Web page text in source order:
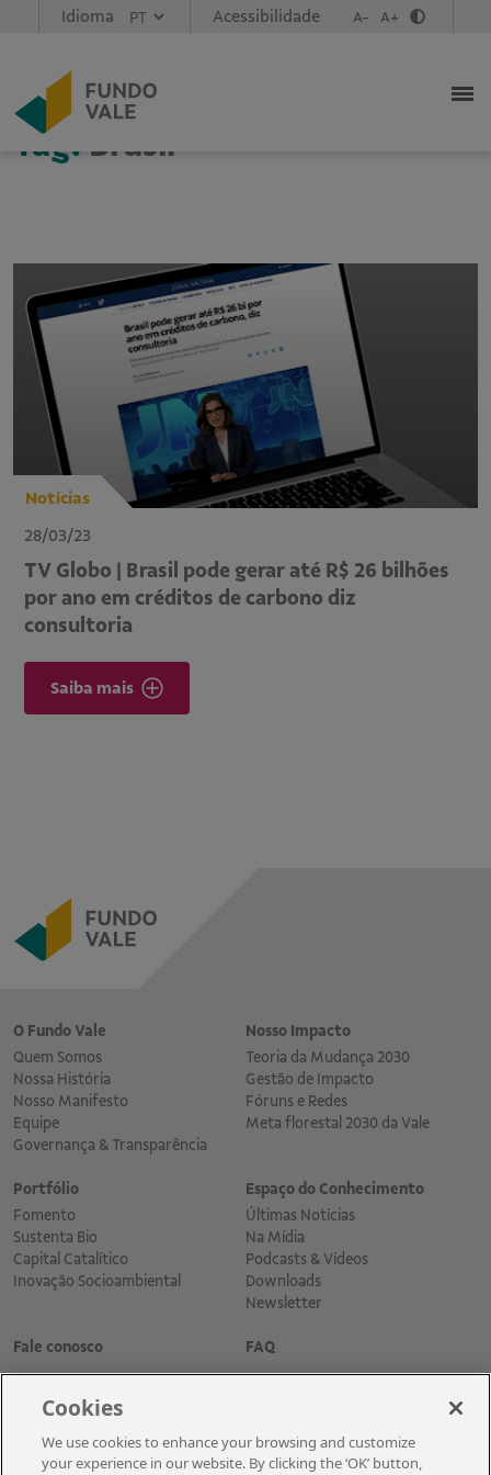
Idioma Acessibilidade A- A+
Tag: Brasil
Notícias
28/03/23
TV Globo | Brasil pode gerar até R$ 26 bilhões
por ano em créditos de carbono diz
consultoria
Saiba mais
O Fundo Vale
Quem Somos
Nossa História
Nosso Manifesto
Equipe
Governança & Transparência
Nosso Impacto
Teoria da Mudança 2030
Gestão de Impacto
Fóruns e Redes
Meta florestal 2030 da Vale
Portfólio
Fomento
Sustenta Bio
Capital Catalítico
Inovação Socioambiental
Espaço do Conhecimento
Últimas Notícias
Na Mídia
Podcasts & Vídeos
Downloads
Newsletter
Fale conosco FAQ
Cookies
We use cookies to enhance your browsing and customize
your experience in our website. By clicking the ‘OK’ button,